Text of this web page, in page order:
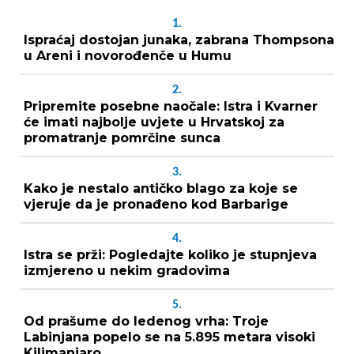
1.
Ispraćaj dostojan junaka, zabrana Thompsona
u Areni i novorođenče u Humu
2.
Pripremite posebne naočale: Istra i Kvarner
će imati najbolje uvjete u Hrvatskoj za
promatranje pomrčine sunca
3.
Kako je nestalo antičko blago za koje se
vjeruje da je pronađeno kod Barbarige
4.
Istra se prži: Pogledajte koliko je stupnjeva
izmjereno u nekim gradovima
5.
Od prašume do ledenog vrha: Troje
Labinjana popelo se na 5.895 metara visoki